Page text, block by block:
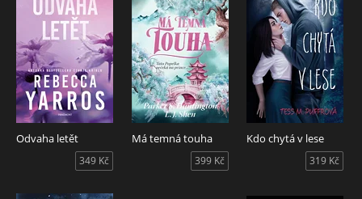
Odvaha letět
349 Kč
Má temná touha
399 Kč
Kdo chytá v lese
319 Kč